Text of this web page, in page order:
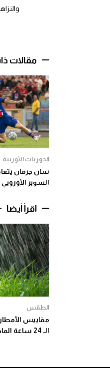
مقالات
الدوريات الأوربية
سان جرمان
السوبر الأوروبي
اقرأ أيضا
الطقس
مقاييس
الـ 24 ساعة الماضية